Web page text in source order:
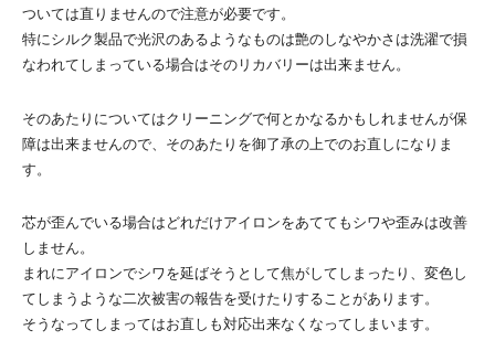
ついては直りませんので注意が必要です。
特にシルク製品で光沢のあるようなものは艶のしなやかさは洗濯で損
なわれてしまっている場合はそのリカバリーは出来ません。
そのあたりについてはクリーニングで何とかなるかもしれませんが保
障は出来ませんので、そのあたりを御了承の上でのお直しになりま
す。
芯が歪んでいる場合はどれだけアイロンをあててもシワや歪みは改善
しません。
まれにアイロンでシワを延ばそうとして焦がしてしまったり、変色し
てしまうような二次被害の報告を受けたりすることがあります。
そうなってしまってはお直しも対応出来なくなってしまいます。